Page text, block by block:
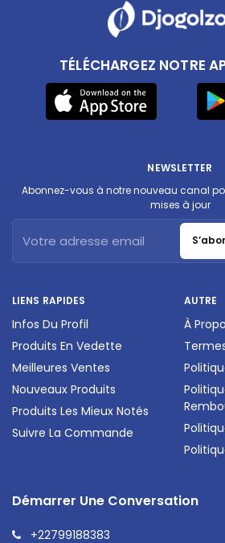
TÉLÉCHARGEZ NOTRE
LIENS RAPIDES
Infos Du Profil
Produits En Vedette
Meilleures Ventes
Nouveaux Produits
Produits Les Mieux Notés
Suivre La Commande
AUTRE
À
NEWSLETTER
Abonnez-vous à notre nouveau canal
mises à jour
Démarrer Une Conversation
+22799188383